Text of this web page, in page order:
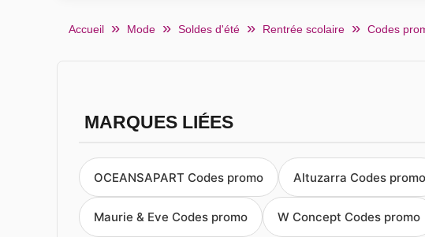
Accueil Mode Soldes d'été Rentrée scolaire Codes
MARQUES LIÉES
OCEANSAPART Codes promo Altuzarra Codes promo
Maurie & Eve Codes promo W Concept Codes promo